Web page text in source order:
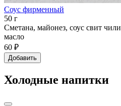
Соус фирменный
50 г
Сметана, майонез, соус свит
масло
60 ₽
Добавить
Холодные напитки